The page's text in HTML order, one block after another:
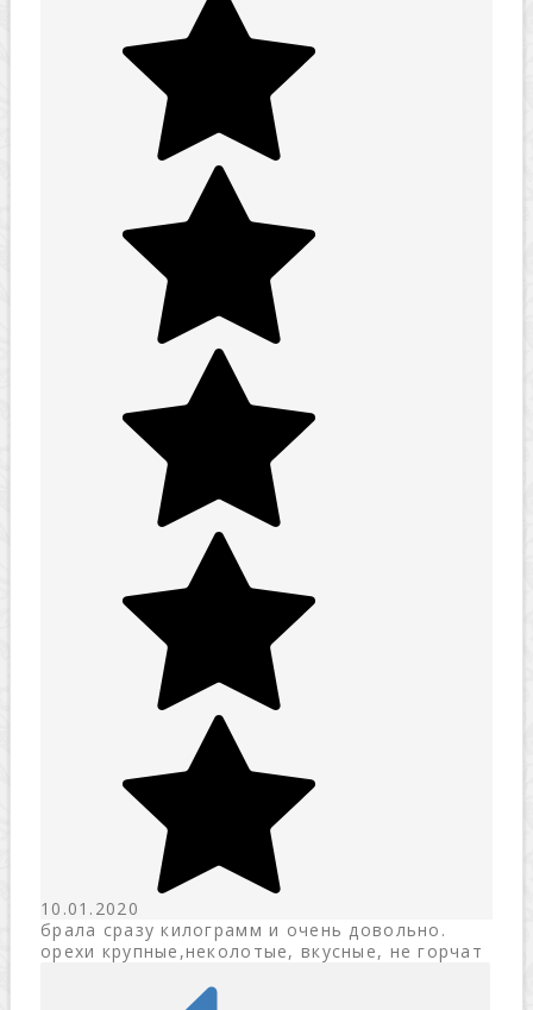
10.01.2020
брала сразу килограмм и очень довольно.
орехи крупные,неколотые, вкусные, не горчат